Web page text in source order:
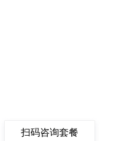
扫码咨询套餐